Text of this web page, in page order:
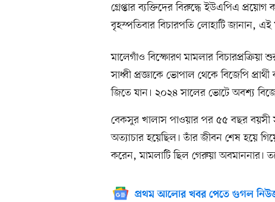
গ্রেপ্তার ব্যক্তিদের বিরুদ্ধে ইউএপিএ
বৃহস্পতিবার বিচারপতি লোহাটি জানান,
মালেগাঁও বিস্ফোরণ মামলার
সাধ্বী প্রজ্ঞাকে ভোপাল থেকে বিজেপি
জিতে যান। ২০২৪ সালের ভোটে অবশ্য
বেকসুর খালাস পাওয়ার পর ৫৫ বছর বয়সী
অত্যাচার হয়েছিল। তাঁর জীবন শেষ হয়ে
করেন, মামলাটি ছিল গেরুয়া অবমাননার।
প্রথম আলোর খবর পেতে গুগল